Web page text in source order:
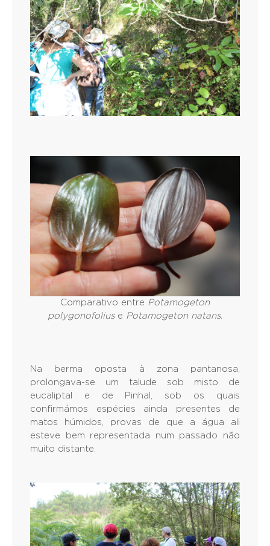
Comparativo entre Potamogeton
polygonofoliuse Potamogeton natans.
Na berma oposta à zona pantanosa,
prolongava-se um talude sob misto de
eucaliptal e de Pinhal, sob os quais
confirmámos espécies ainda presentes de
matos húmidos, provas de que a água ali
esteve bem representada num passado não
muito distante.